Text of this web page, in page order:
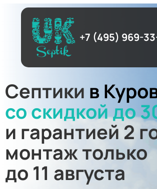
+7 (495) 969-
Септики в
со скидкой до
и гарантией 2
монтаж только
до 11 августа